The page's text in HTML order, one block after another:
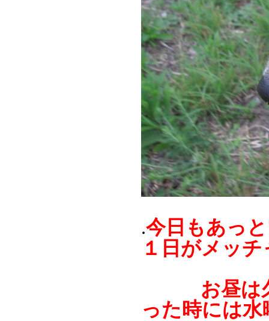
.今日もあっ
１日がメッ
お昼は久
った時には